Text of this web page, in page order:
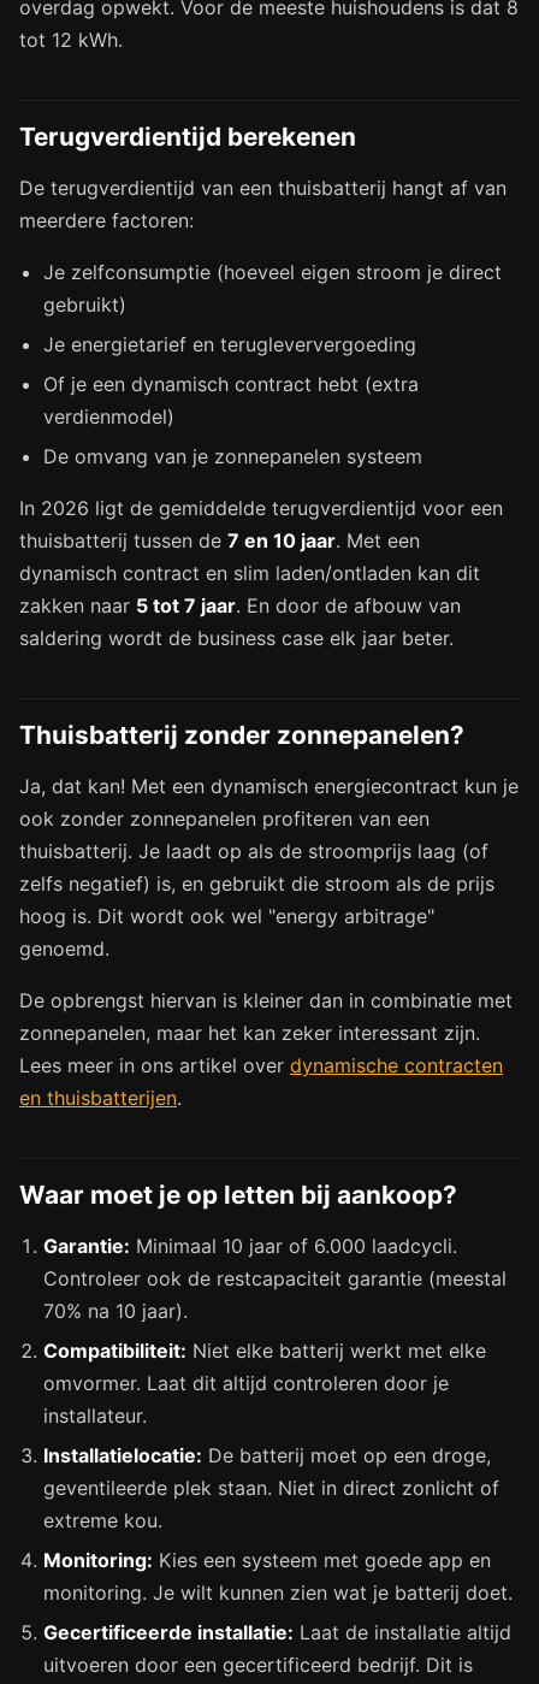
overdag opwekt. Voor de meeste huishoudens is dat 8
tot 12 kWh.
Terugverdientijd berekenen
De terugverdientijd van een thuisbatterij hangt af van
meerdere factoren:
Je zelfconsumptie (hoeveel eigen stroom je direct
gebruikt)
Je energietarief en terugleververgoeding
Of je een dynamisch contract hebt (extra
verdienmodel)
De omvang van je zonnepanelen systeem
In 2026 ligt de gemiddelde terugverdientijd voor een
thuisbatterij tussen de 7 en 10 jaar. Met een
dynamisch contract en slim laden/ontladen kan dit
zakken naar 5 tot 7 jaar. En door de afbouw van
saldering wordt de business case elk jaar beter.
Thuisbatterij zonder zonnepanelen?
Ja, dat kan! Met een dynamisch energiecontract kun je
ook zonder zonnepanelen profiteren van een
thuisbatterij. Je laadt op als de stroomprijs laag (of
zelfs negatief) is, en gebruikt die stroom als de prijs
hoog is. Dit wordt ook wel "energy arbitrage"
genoemd.
De opbrengst hiervan is kleiner dan in combinatie met
zonnepanelen, maar het kan zeker interessant zijn.
Lees meer in ons artikel over dynamische contracten
en thuisbatterijen.
Waar moet je op letten bij aankoop?
Garantie: Minimaal 10 jaar of 6.000 laadcycli.
Controleer ook de restcapaciteit garantie (meestal
70% na 10 jaar).
Compatibiliteit: Niet elke batterij werkt met elke
omvormer. Laat dit altijd controleren door je
installateur.
Installatielocatie: De batterij moet op een droge,
geventileerde plek staan. Niet in direct zonlicht of
extreme kou.
Monitoring: Kies een systeem met goede app en
monitoring. Je wilt kunnen zien wat je batterij doet.
Gecertificeerde installatie: Laat de installatie altijd
uitvoeren door een gecertificeerd bedrijf. Dit is